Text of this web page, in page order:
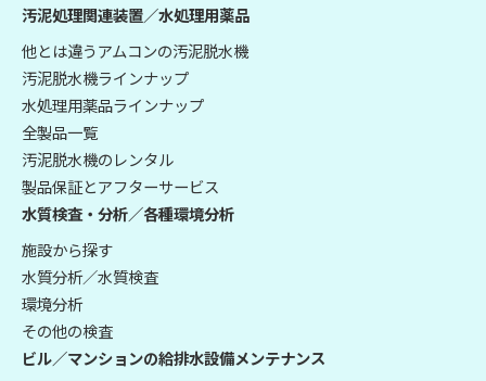
汚泥処理関連装置／水処理用薬品
他とは違うアムコンの汚泥脱水機
汚泥脱水機ラインナップ
水処理用薬品ラインナップ
全製品一覧
汚泥脱水機のレンタル
製品保証とアフターサービス
水質検査・分析／各種環境分析
施設から探す
水質分析／水質検査
環境分析
その他の検査
ビル／マンションの給排水設備メンテナンス